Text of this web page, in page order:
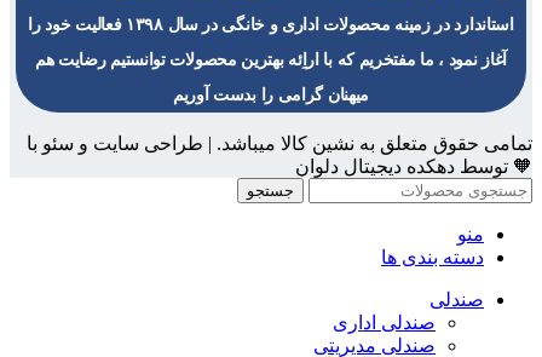
استاندارد در زمینه محصولات اداری و خانگی در سال ۱۳۹۸ فعالیت خود را
آغاز نمود ، ما مفتخریم که با اراِئه بهترین محصولات توانستیم رضایت هم
میهنان گرامی را بدست آوریم
تمامی حقوق متعلق به نشین کالا میباشد. | طراحی سایت و سئو با
🧡 توسط دهکده دیجیتال دلوان
جستجو
منو
دسته بندی ها
صندلی
صندلی اداری
صندلی مدیریتی